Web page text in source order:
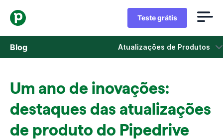
Teste grátis
Blog Atualizações de Produtos
Marketing
Atualizações de Produtos
Um ano de inovações:
destaques das atualizações
de produto do Pipedrive